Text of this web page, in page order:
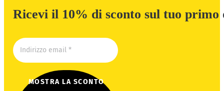
Ricevi il 10% di sconto sul tuo primo
MOSTRA LA SCONTO